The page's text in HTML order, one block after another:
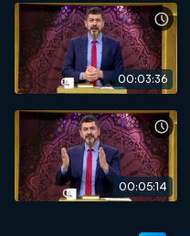
00:03:36
00:05:14